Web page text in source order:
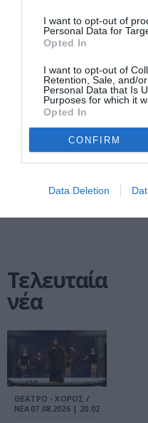
I want to opt-out of
Personal Data for
Opted In
I want to opt-out of
Retention, Sale, and/
Personal Data that Is
Purposes for which it
Opted In
CONFIRM
Data Deletion
ΤΕΧΝΕΣ / ΝΕΑ
Ειρήνη Γκόγκουα
– Ο Ήχος των
Έργων: Έκθεση
στο Πολιτιστικό
Κέντρο «Μελίνα»
Δήμου Αθηναίων
Τελευταία
νέα
ΘΕΑΤΡΟ - ΧΟΡΟΣ /
ΝΕΑ 07.08.2026 | 20.02